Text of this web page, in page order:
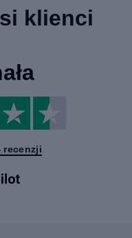
klienci
recenzji